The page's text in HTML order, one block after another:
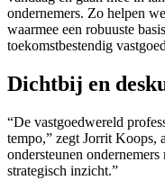
ondernemers. Zo helpen
waarmee een robuuste
toekomstbestendig
Dichtbij en
“De vastgoedwereld
tempo,” zegt Jorrit Koops,
ondersteunen
strategisch inzicht.”